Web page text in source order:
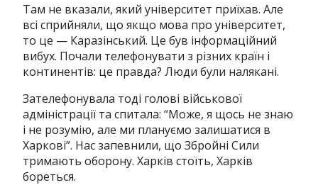
Там не вказали, який університет приїхав. Але
всі сприйняли, що якщо мова про університет,
то це — Каразінський. Це був інформаційний
вибух. Почали телефонувати з різних країн і
континентів: це правда? Люди були налякані.
Зателефонувала тоді голові військової
адміністрації та спитала: “Може, я щось не знаю
і не розумію, але ми плануємо залишатися в
Харкові”. Нас запевнили, що Збройні Сили
тримають оборону. Харків стоїть, Харків
бореться.